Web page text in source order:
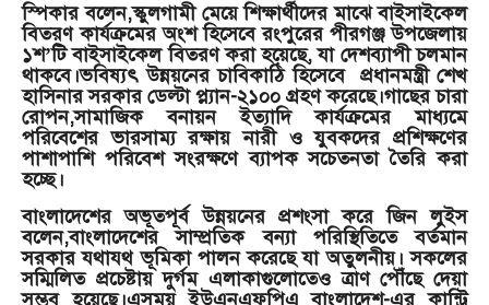
স্পিকার বলেন,স্কুলগামী মেয়ে শিক্ষার্থীদের মাঝে বাইসাইকেল
বিতরণ কার্যক্রমের অংশ হিসেবে রংপুরের পীরগঞ্জ উপজেলায়
১শ’টি বাইসাইকেল বিতরণ করা হয়েছে, যা দেশব্যাপী চলমান
থাকবে।ভবিষ্যৎ উন্নয়নের চাবিকাঠি হিসেবে প্রধানমন্ত্রী শেখ
হাসিনার সরকার ডেল্টা প্ল্যান-২১০০ গ্রহণ করেছে।গাছের চারা
রোপন,সামাজিক বনায়ন ইত্যাদি কার্যক্রমের মাধ্যমে
পরিবেশের ভারসাম্য রক্ষায় নারী ও যুবকদের প্রশিক্ষণের
পাশাপাশি পরিবেশ সংরক্ষণে ব্যাপক সচেতনতা তৈরি করা
হচ্ছে।
বাংলাদেশের অভূতপূর্ব উন্নয়নের প্রশংসা করে জিন লুইস
বলেন,বাংলাদেশের সাম্প্রতিক বন্যা পরিস্থিতিতে বর্তমান
সরকার যথাযথ ভূমিকা পালন করেছে যা অতুলনীয়। সকলের
সম্মিলিত প্রচেষ্টায় দুর্গম এলাকাগুলোতেও ত্রাণ পৌঁছে দেয়া
সম্ভব হয়েছে।এসময় ইউএনএফপিএ বাংলাদেশ-এর কান্ট্রি